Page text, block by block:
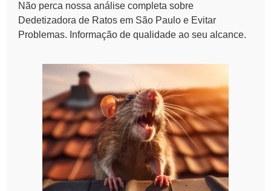
Não perca nossa análise completa sobre
Dedetizadora de Ratos em São Paulo e Evitar
Problemas. Informação de qualidade ao seu alcance.